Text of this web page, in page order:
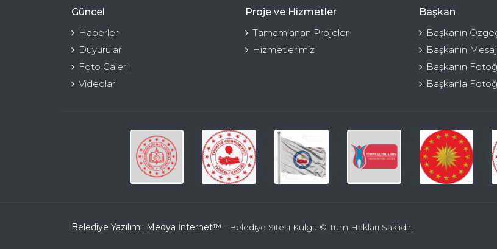
Güncel
Haberler
Duyurular
Foto Galeri
Videolar
Proje ve Hizmetler
Tamamlanan Projeler
Hizmetlerimiz
Başkan
Başkanın
Başkanın
Başkanın
Başkanla
Belediye Yazılımı: Medya İnternet™ - Belediye Sitesi Kulga © Tüm Hakları Saklıdır.